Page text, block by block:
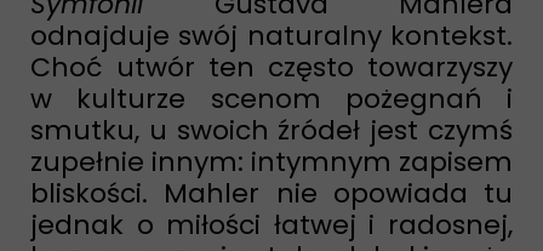
odnajduje swój naturalny kontekst.
Choć utwór ten często towarzyszy
w kulturze scenom pożegnań i
smutku, u swoich źródeł jest czymś
zupełnie innym: intymnym zapisem
bliskości. Mahler nie opowiada tu
jednak o miłości łatwej i radosnej,